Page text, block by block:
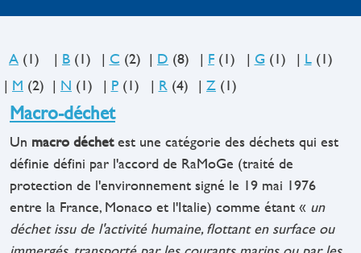
A (1) | B (1) | C (2) | D (8) | F (1) | G (1) | L(1)
| M (2) | N (1) | P(1) | R(4) | Z (1)
Macro-déchet
Un macro déchetest une catégorie des déchets qui est
définie défini par l'accord de RaMoGe (traité de
protection de l'environnement signé le 19 mai 1976
entre la France, Monaco et l'Italie) comme étant « un
déchet issu de l'activité humaine, flottant en surface ou